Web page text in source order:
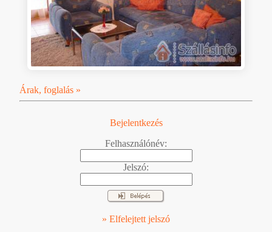
Árak, foglalás »
Bejelentkezés
Felhasználónév:
Jelszó:
» Elfelejtett jelszó